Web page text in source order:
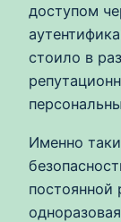
доступом
стоило в
Именно
постоянной